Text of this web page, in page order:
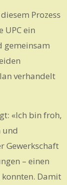
Prozess
UPC ein
gemeinsam
verhandelt
«Ich bin froh,
und
Gewerkschaft
– einen
Damit